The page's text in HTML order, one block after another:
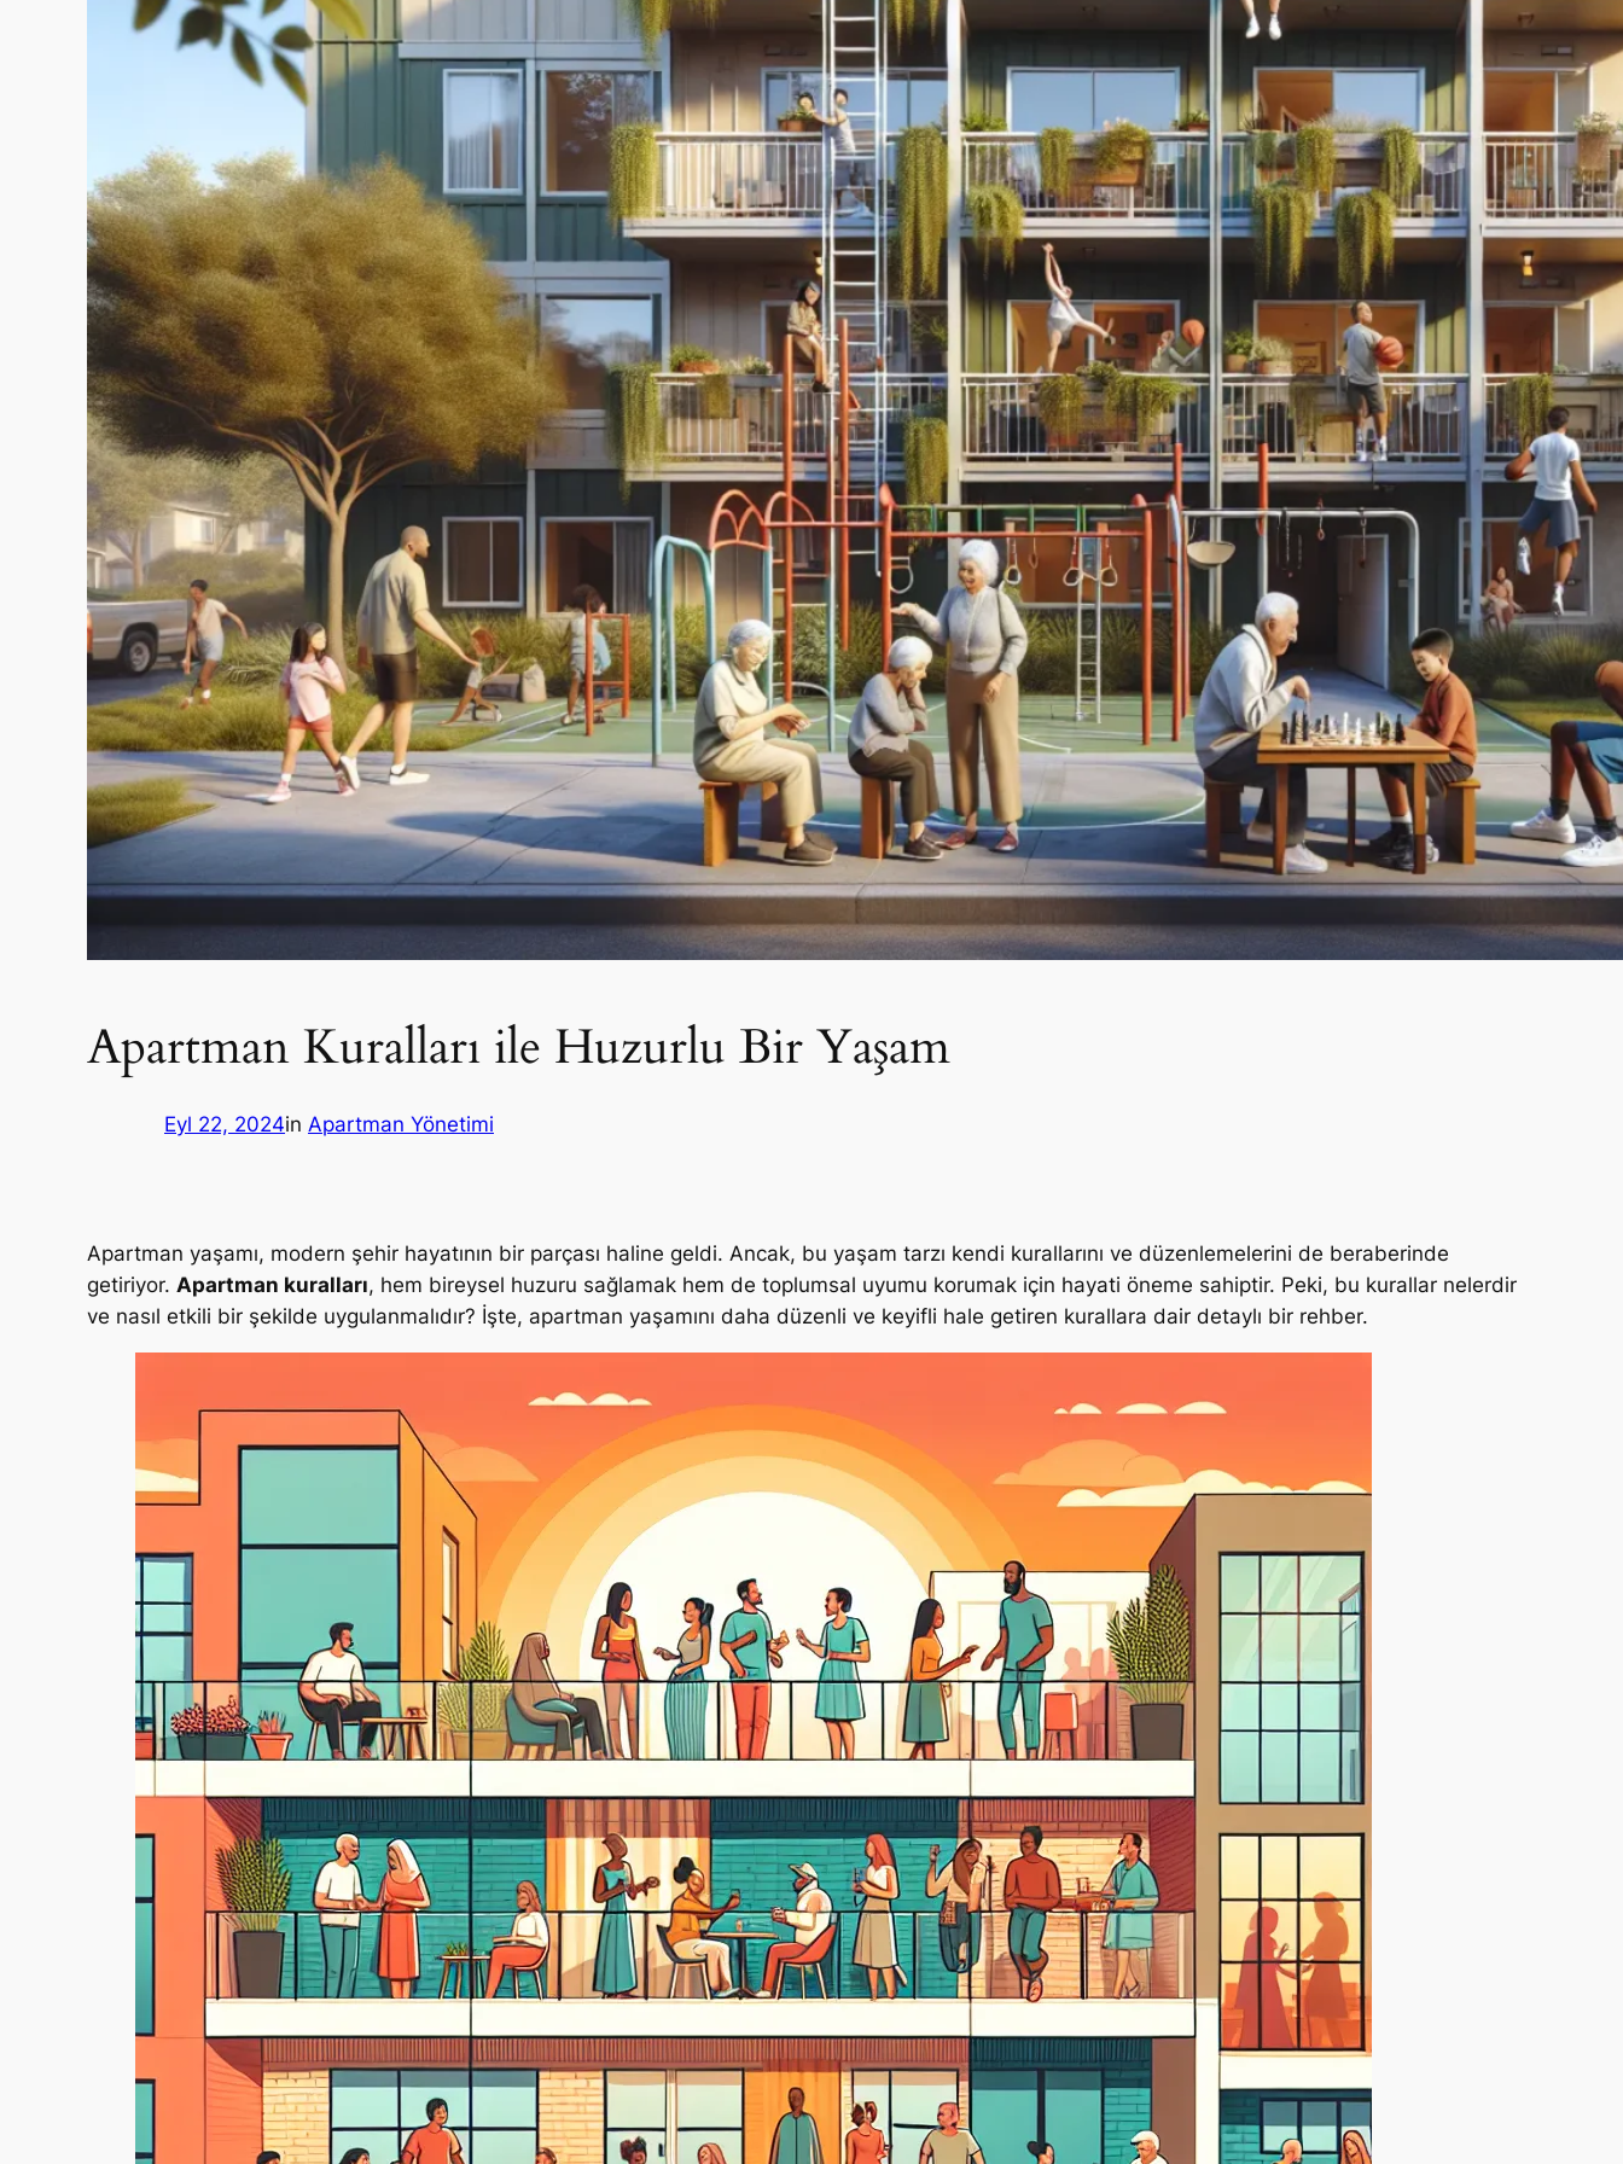
Apartman Kuralları ile Huzurlu Bir Yaşam
Eyl 22, 2024in Apartman Yönetimi
Apartman yaşamı, modern şehir hayatının bir parçası haline geldi. Ancak, bu yaşam tarzı kendi kurallarını ve düzenlemelerini de beraberinde
getiriyor. Apartman kuralları, hem bireysel huzuru sağlamak hem de toplumsal uyumu korumak için hayati öneme sahiptir. Peki, bu kurallar nelerdir
ve nasıl etkili bir şekilde uygulanmalıdır? İşte, apartman yaşamını daha düzenli ve keyifli hale getiren kurallara dair detaylı bir rehber.